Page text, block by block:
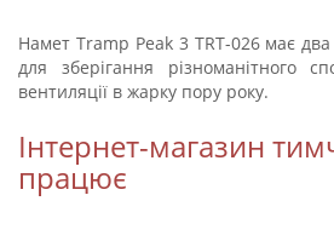
Намет Tramp Peak 3 TRT-026 має
для зберігання різноманітного
вентиляції в жарку пору року.
Інтернет-магазин
працює